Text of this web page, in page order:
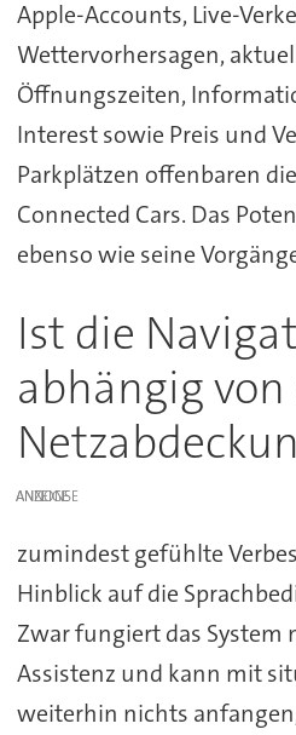
Apple-Accounts, Live-
Wettervorhersagen,
Öffnungszeiten,
Interest sowie Preis und
Parkplätzen offenbaren
Connected Cars. Das
ebenso wie seine
Ist die
abhängig von
ANZEIGE
zumindest gefühlte
Hinblick auf die
Zwar fungiert das System
Assistenz und kann mit
weiterhin nichts